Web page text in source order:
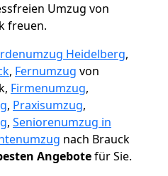
Umzug von
freuen.
Heidelberg,
, Fernumzug von
Firmenumzug,
, Praxisumzug,
, Seniorenumzug in
nach Brauck
Angebotefür Sie.